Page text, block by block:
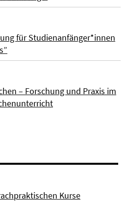
für Studienanfänger*innen
– Forschung und Praxis im
Kurse